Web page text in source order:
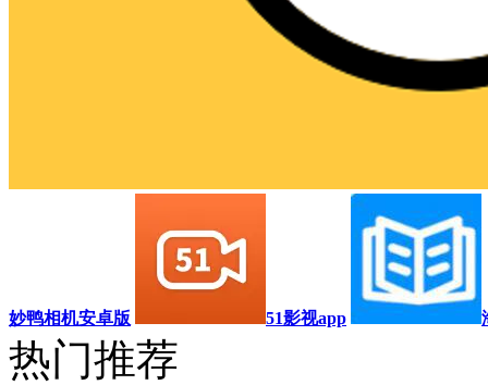
妙鸭相机安卓版 51影视app
热门推荐